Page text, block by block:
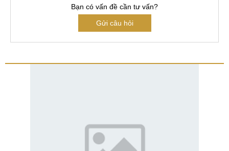
Bạn có vấn đề cần tư vấn?
Gửi câu hỏi